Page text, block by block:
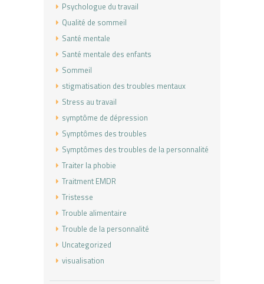
Psychologue du travail
Qualité de sommeil
Santé mentale
Santé mentale des enfants
Sommeil
stigmatisation des troubles mentaux
Stress au travail
symptôme de dépression
Symptômes des troubles
Symptômes des troubles de la personnalité
Traiter la phobie
Traitment EMDR
Tristesse
Trouble alimentaire
Trouble de la personnalité
Uncategorized
visualisation